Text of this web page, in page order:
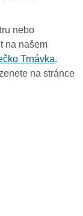
nebo
na našem
Trnávka.
na stránce